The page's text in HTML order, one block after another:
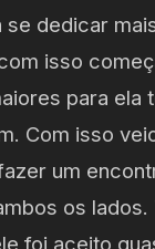
dedicar
isso
para ela
Com isso
um
os lados.
foi aceito